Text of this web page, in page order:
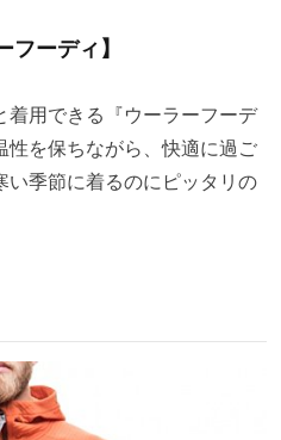
ーディ】
着用できる『ウーラーフーデ
性を保ちながら、快適に過ご
季節に着るのにピッタリの